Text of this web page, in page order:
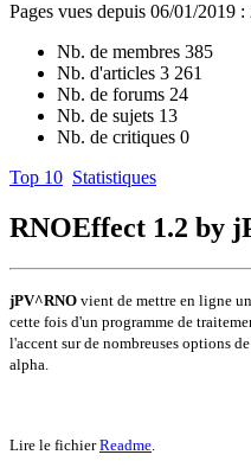
Pages vues depuis 06/01/2019
Nb. de membres 385
Nb. d'articles 3 261
Nb. de forums 24
Nb. de sujets 13
Nb. de critiques 0
Top 10 Statistiques
RNOEffect 1.2 by
jPV^RNO vient de mettre en ligne
cette fois d'un programme de
l'accent sur de nombreuses options
alpha.
Lire le fichierReadme